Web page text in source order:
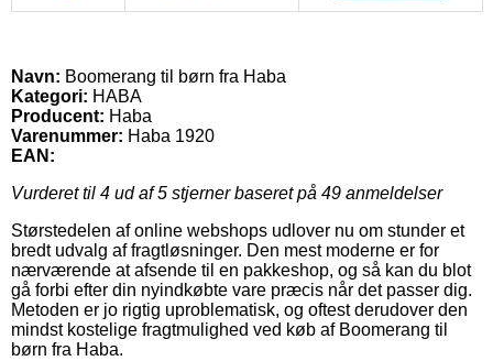
Navn: Boomerang til børn fra Haba
Kategori: HABA
Producent: Haba
Varenummer: Haba 1920
EAN:
Vurderet til 4 ud af 5 stjerner baseret på 49 anmeldelser
Størstedelen af online webshops udlover nu om stunder et
bredt udvalg af fragtløsninger. Den mest moderne er for
nærværende at afsende til en pakkeshop, og så kan du blot
gå forbi efter din nyindkøbte vare præcis når det passer dig.
Metoden er jo rigtig uproblematisk, og oftest derudover den
mindst kostelige fragtmulighed ved køb af Boomerang til
børn fra Haba.